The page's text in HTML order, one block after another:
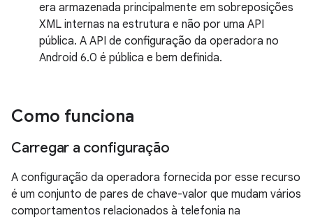
era armazenada principalmente em sobreposições
XML internas na estrutura e não por uma API
pública. A API de configuração da operadora no
Android 6.0 é pública e bem definida.
Como funciona
Carregar a configuração
A configuração da operadora fornecida por esse recurso
é um conjunto de pares de chave-valor que mudam vários
comportamentos relacionados à telefonia na